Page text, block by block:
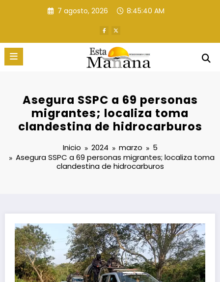
7 agosto, 2026 8:45:41 AM
Asegura SSPC a 69 personas
migrantes; localiza toma
clandestina de hidrocarburos
Inicio 2024 marzo
5
Asegura SSPC a 69 personas migrantes; localiza toma
clandestina de hidrocarburos